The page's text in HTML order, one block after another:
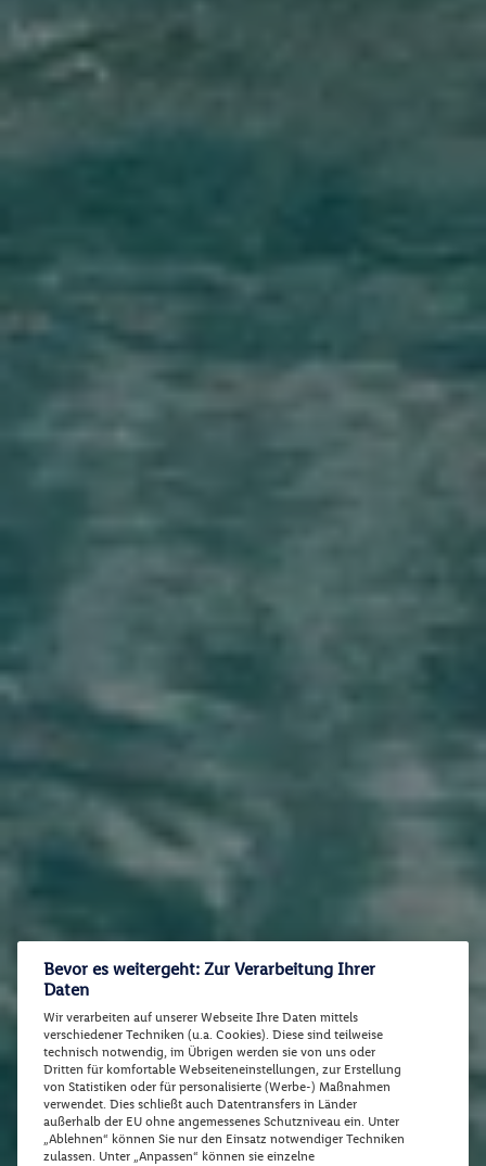
Bevor es weitergeht: Zur Verarbeitung Ihrer
Daten
Wir verarbeiten auf unserer Webseite Ihre Daten mittels
verschiedener Techniken (u.a. Cookies). Diese sind teilweise
technisch notwendig, im Übrigen werden sie von uns oder
Dritten für komfortable Webseiteneinstellungen, zur Erstellung
von Statistiken oder für personalisierte (Werbe-) Maßnahmen
verwendet. Dies schließt auch Datentransfers in Länder
außerhalb der EU ohne angemessenes Schutzniveau ein. Unter
„Ablehnen“ können Sie nur den Einsatz notwendiger Techniken
zulassen. Unter „Anpassen“ können sie einzelne